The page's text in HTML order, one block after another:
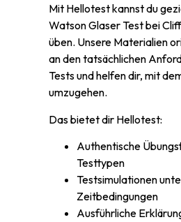
Mit Hellotest kannst du
Watson Glaser Test bei
üben. Unsere Materialien
an den tatsächlichen
Tests und helfen dir, mit
umzugehen.
Das bietet dir Hellotest:
Authentische
Testtypen
Testsimulationen
Zeitbedingungen
Ausführliche